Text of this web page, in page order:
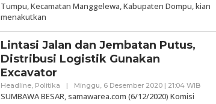
Tumpu, Kecamatan Manggelewa, Kabupaten Dompu, kian
menakutkan
Lintasi Jalan dan Jembatan Putus,
Distribusi Logistik Gunakan
Excavator
Headline, Politika | Minggu, 6 Desember 2020 | 21:04 WIBOleh
SUMBAWA BESAR, samawarea.com (6/12/2020) Komisi